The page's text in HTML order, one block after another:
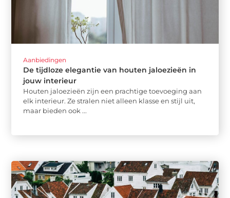
Aanbiedingen
De tijdloze elegantie van houten jaloezieën in
jouw interieur
Houten jaloezieën zijn een prachtige toevoeging aan
elk interieur. Ze stralen niet alleen klasse en stijl uit,
maar bieden ook ...